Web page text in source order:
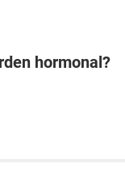
hormonal?